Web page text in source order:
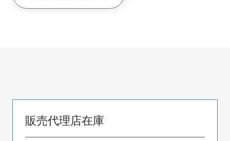
販売代理店在庫